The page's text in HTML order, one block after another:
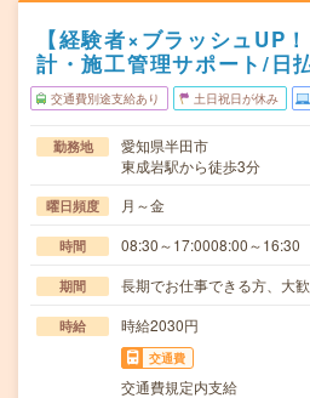
【経験者×ブラッシュUP
計・施工管理サポート/日
交通費別途支給あり 土日祝日が休み
勤務地
愛知県半田市
東成岩駅から徒歩3分
曜日頻度 月～金
時間 08:30～17:0008:00～16:30
期間 長期でお仕事できる方、大歓
時給 時給2030円
交通費
交通費規定内支給